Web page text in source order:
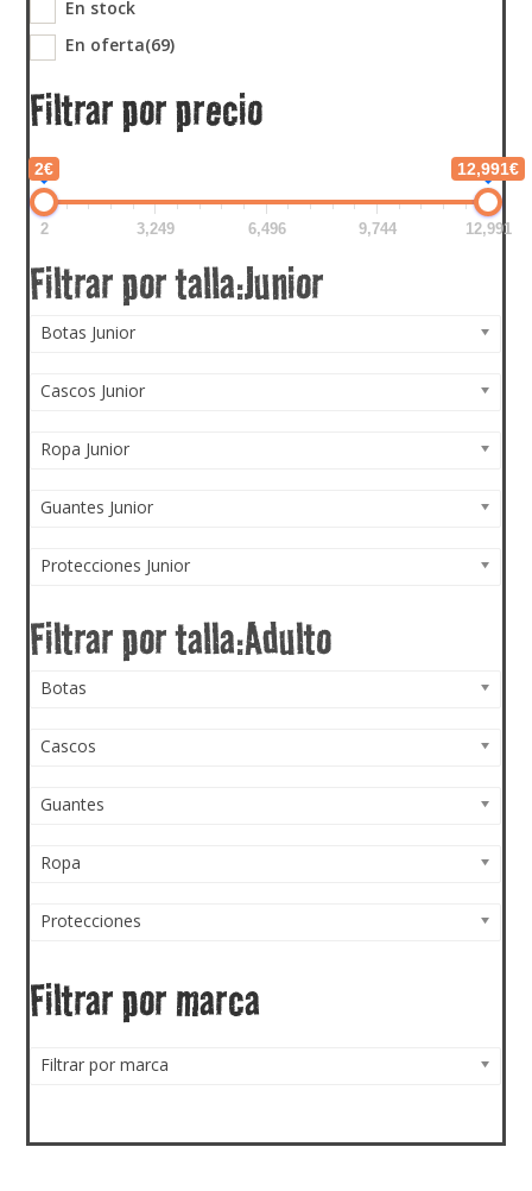
En stock
En oferta(69)
Filtrar por precio
2€ 12,991€
2 3,249 6,496 9,744 12,991
Botas Junior
Cascos Junior
Ropa Junior
Guantes Junior
Protecciones Junior
Botas
Cascos
Guantes
Ropa
Protecciones
Filtrar por marca
Filtrar por marca